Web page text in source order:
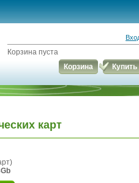
Корзина пуста
Корзина
Купить
карт